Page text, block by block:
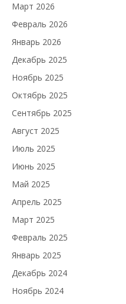
Март 2026
Февраль 2026
Январь 2026
Декабрь 2025
Ноябрь 2025
Октябрь 2025
Сентябрь 2025
Август 2025
Июль 2025
Июнь 2025
Май 2025
Апрель 2025
Март 2025
Февраль 2025
Январь 2025
Декабрь 2024
Ноябрь 2024